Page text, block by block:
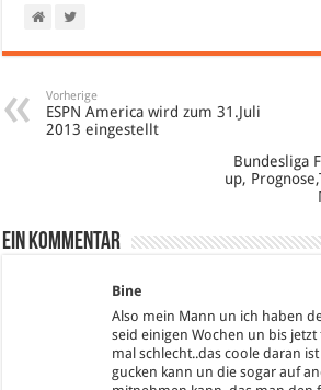
Vorherige
ESPN America wird zum 31.Juli
2013 eingestellt
Bundesliga
up,
Ein Kommentar
Bine
Also mein Mann un ich haben
seid einigen Wochen un bis
mal schlecht..das coole daran
gucken kann un die sogar auf